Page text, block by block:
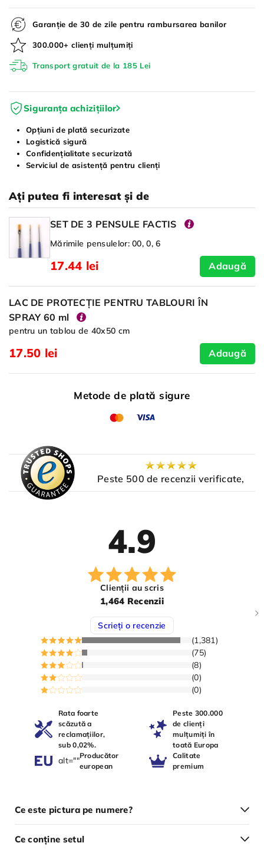
Garanție de 30 de zile pentru rambursarea banilor
300.000+ clienți mulțumiți
Transport gratuit de la 185 Lei
Siguranța achizițiilor
Opțiuni de plată securizate
Logistică sigură
Confidențialitate securizată
Serviciul de asistență pentru clienți
Ați putea fi interesat și de
SET DE 3 PENSULE FACTIS
Mărimile pensulelor: 00, 0, 6
17.44 lei Adaugă
LAC DE PROTECȚIE PENTRU TABLOURI ÎN
SPRAY 60 ml
pentru un tablou de 40x50 cm
17.50 lei Adaugă
Metode de plată sigure
Peste 500 de recenzii verificate,
4.9
Clienții au scris
1,464 Recenzii
Scrieți o recenzie
(1,381)
(75)
(8)
(0)
(0)
Rata foarte
scăzută a
reclamațiilor,
sub 0,02%.
Peste 300.000
de clienți
mulțumiți în
toată Europa
alt=""Producător
european
Calitate
premium
Ce este pictura pe numere?
Ce conține setul